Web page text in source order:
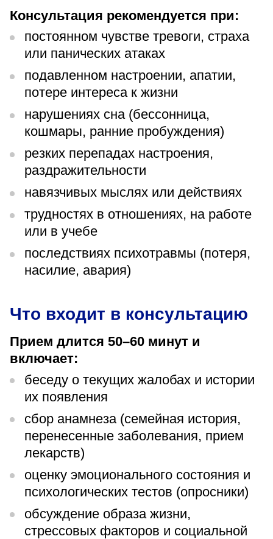
Пятница
08:00–15:45
перерыв 12:00–12:30
Администратор
+7 (4742) 72-73-31
Версия для слабовидящих
Консультация рекомендуется при:
постоянном чувстве тревоги, страха
или панических атаках
подавленном настроении, апатии,
потере интереса к жизни
нарушениях сна (бессонница,
кошмары, ранние пробуждения)
резких перепадах настроения,
раздражительности
навязчивых мыслях или действиях
трудностях в отношениях, на работе
или в учебе
последствиях психотравмы (потеря,
насилие, авария)
Что входит в консультацию
Прием длится 50–60 минут и
включает:
беседу о текущих жалобах и истории
их появления
сбор анамнеза (семейная история,
перенесенные заболевания, прием
лекарств)
оценку эмоционального состояния и
психологических тестов (опросники)
обсуждение образа жизни,
стрессовых факторов и социальной